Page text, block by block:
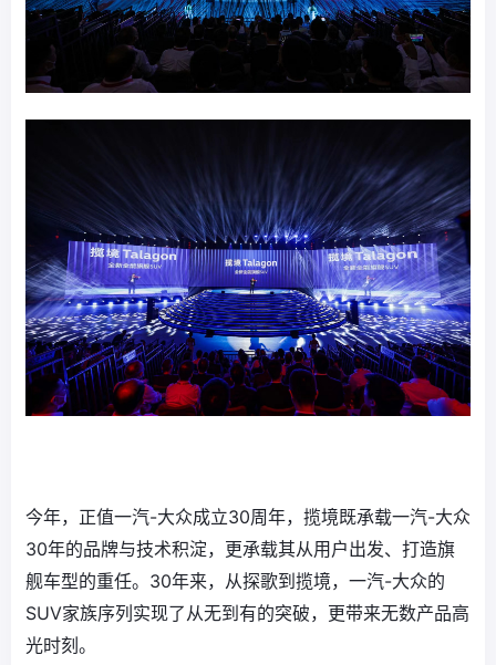
今年，正值一汽-大众成立30周年，揽境既承载一汽-大众
30年的品牌与技术积淀，更承载其从用户出发、打造旗
舰车型的重任。30年来，从探歌到揽境，一汽-大众的
SUV家族序列实现了从无到有的突破，更带来无数产品高
光时刻。